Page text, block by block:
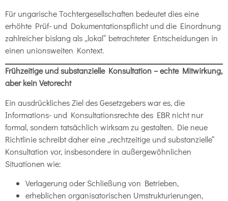
Für ungarische Tochtergesellschaften bedeutet dies eine
erhöhte Prüf- und Dokumentationspflicht und die Einordnung
zahlreicher bislang als „lokal“ betrachteter Entscheidungen in
einen unionsweiten Kontext.
Frühzeitige und substanzielle Konsultation – echte Mitwirkung,
aber kein Vetorecht
Ein ausdrückliches Ziel des Gesetzgebers war es, die
Informations- und Konsultationsrechte des EBR nicht nur
formal, sondern tatsächlich wirksam zu gestalten. Die neue
Richtlinie schreibt daher eine „rechtzeitige und substanzielle“
Konsultation vor, insbesondere in außergewöhnlichen
Situationen wie:
Verlagerung oder Schließung von Betrieben,
erheblichen organisatorischen Umstrukturierungen,